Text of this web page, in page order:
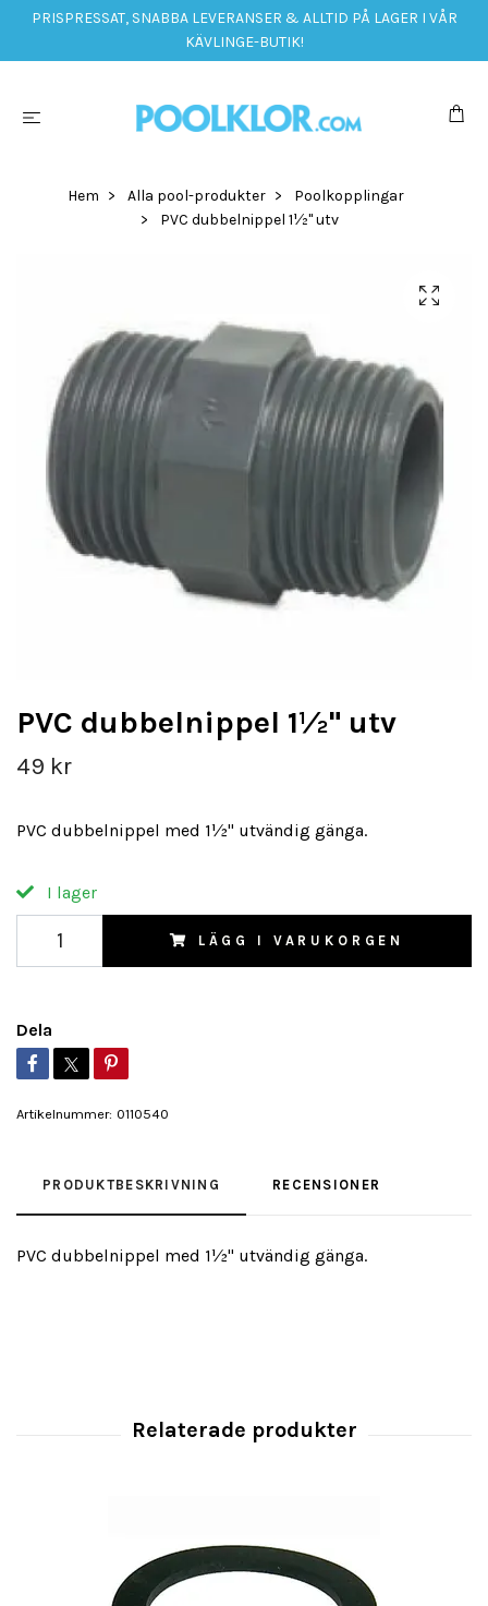
PRISPRESSAT, SNABBA LEVERANSER & ALLTID PÅ LAGER I VÅR
KÄVLINGE-BUTIK!
Hem Alla pool-produkter
Poolkopplingar
PVC dubbelnippel 1½" utv
PVC dubbelnippel 1½" utv
49 kr
PVC dubbelnippel med 1½" utvändig gänga.
I lager
LÄGG I VARUKORGEN
Dela
Artikelnummer: 0110540
PRODUKTBESKRIVNING RECENSIONER
PVC dubbelnippel med 1½" utvändig gänga.